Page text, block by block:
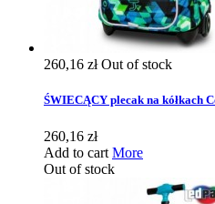
260,16 złOut of stock
ŚWIECĄCY plecak na kółkach
260,16 zł
Add to cart More
Out of stock